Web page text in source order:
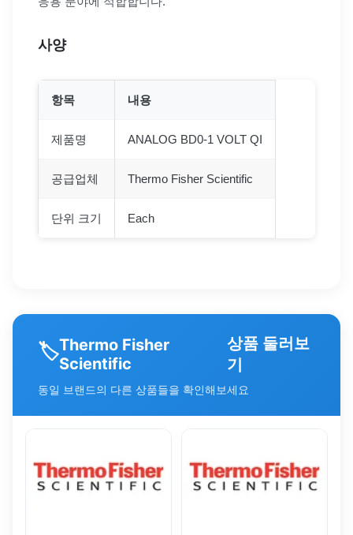
사양
항목 내용
제품명 ANALOG BD0-1 VOLT QI
공급업체 Thermo Fisher Scientific
단위 크기 Each
🏷️Thermo Fisher
Scientific
상품 둘러보
기
동일 브랜드의 다른 상품들을 확인해보세요